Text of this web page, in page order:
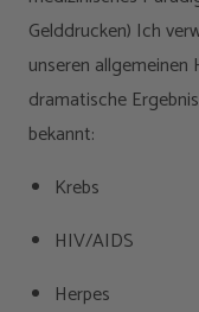
Gelddrucken) Ich
unseren
dramatische
bekannt:
Krebs
HIV/AIDS
Herpes